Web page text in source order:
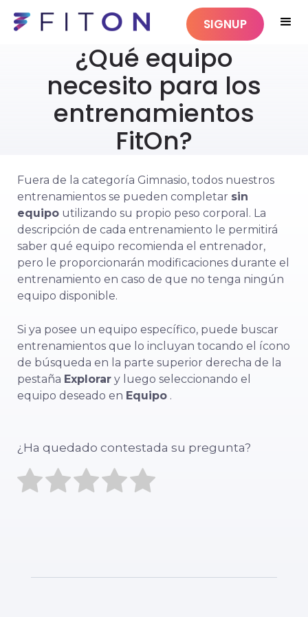
SIGNUP
¿Qué equipo
necesito para los
entrenamientos
FitOn?
Fuera de la categoría Gimnasio, todos nuestros
entrenamientos se pueden completar sin
equipo utilizando su propio peso corporal. La
descripción de cada entrenamiento le permitirá
saber qué equipo recomienda el entrenador,
pero le proporcionarán modificaciones durante el
entrenamiento en caso de que no tenga ningún
equipo disponible.
Si ya posee un equipo específico, puede buscar
entrenamientos que lo incluyan tocando el ícono
de búsqueda en la parte superior derecha de la
pestaña Explorar y luego seleccionando el
equipo deseado en Equipo .
¿Ha quedado contestada su pregunta?